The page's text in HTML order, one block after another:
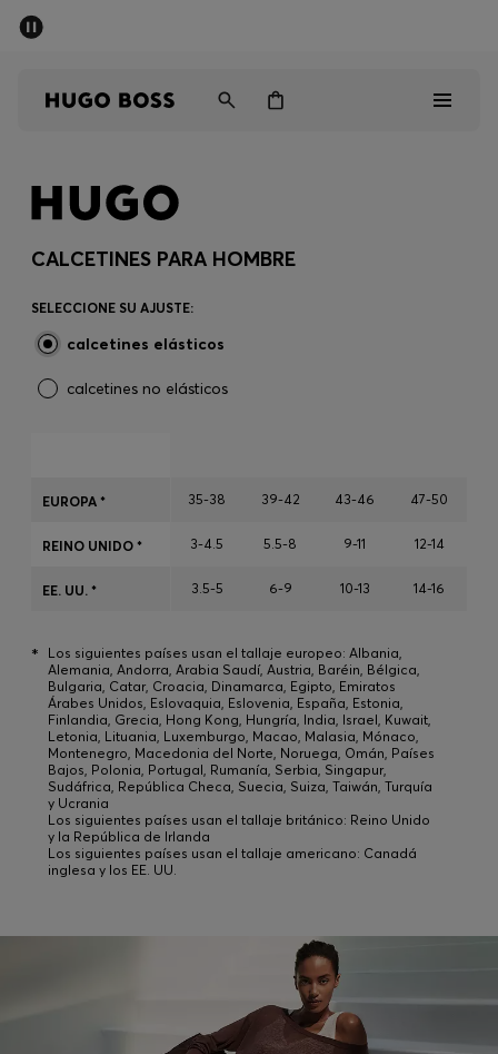
Rebajas
Niños
Favorito (
Preguntas frecuentes y ayuda
Buscador de tiendas
Idioma (ES € )
CALCETINES PARA HOMBRE
SELECCIONE SU AJUSTE:
calcetines elásticos
calcetines no elásticos
35-38 39-42 43-46 47-50
3-4.5 5.5-8 9-11 12-14
3.5-5 6-9 10-13 14-16
EUROPA *
REINO UNIDO *
EE. UU. *
*
Los siguientes países usan el tallaje europeo: Albania,
Alemania, Andorra, Arabia Saudí, Austria, Baréin, Bélgica,
Bulgaria, Catar, Croacia, Dinamarca, Egipto, Emiratos
Árabes Unidos, Eslovaquia, Eslovenia, España, Estonia,
Finlandia, Grecia, Hong Kong, Hungría, India, Israel, Kuwait,
Letonia, Lituania, Luxemburgo, Macao, Malasia, Mónaco,
Montenegro, Macedonia del Norte, Noruega, Omán, Países
Bajos, Polonia, Portugal, Rumanía, Serbia, Singapur,
Sudáfrica, República Checa, Suecia, Suiza, Taiwán, Turquía
y Ucrania
Los siguientes países usan el tallaje británico: Reino Unido
y la República de Irlanda
Los siguientes países usan el tallaje americano: Canadá
inglesa y los EE. UU.